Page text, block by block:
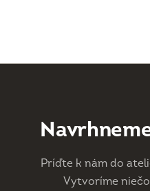
Príďte k nám do
Vytvoríme